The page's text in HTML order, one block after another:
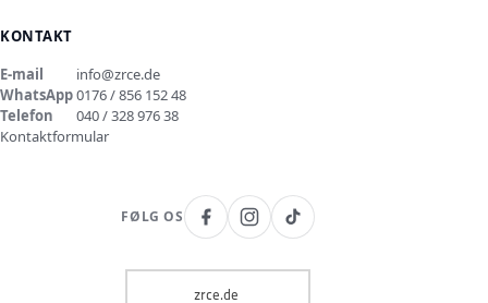
KONTAKT
E-mail
info@zrce.de
WhatsApp0176 / 856 152 48
Telefon
040 / 328 976 38
Kontaktformular
FØLG OS